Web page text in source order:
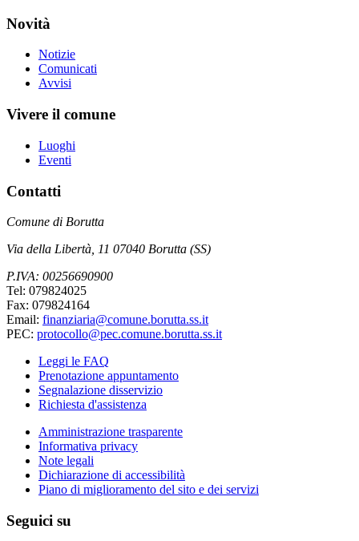
Novità
Notizie
Comunicati
Avvisi
Vivere il comune
Luoghi
Eventi
Contatti
Comune di Borutta
Via della Libertà, 11 07040 Borutta (SS)
P.IVA: 00256690900
Tel: 079824025
Fax: 079824164
Email: finanziaria@comune.borutta.ss.it
PEC: protocollo@pec.comune.borutta.ss.it
Leggi le FAQ
Prenotazione appuntamento
Segnalazione disservizio
Richiesta d'assistenza
Amministrazione trasparente
Informativa privacy
Note legali
Dichiarazione di accessibilità
Piano di miglioramento del sito e dei servizi
Seguici su